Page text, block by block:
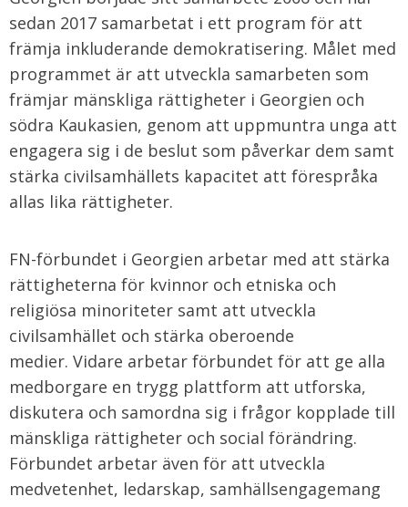
sedan 2017 samarbetat i ett program för att
främja inkluderande demokratisering. Målet med
programmet är att utveckla samarbeten som
främjar mänskliga rättigheter i Georgien och
södra Kaukasien, genom att uppmuntra unga att
engagera sig i de beslut som påverkar dem samt
stärka civilsamhällets kapacitet att förespråka
allas lika rättigheter.
FN-förbundet i Georgien arbetar med att stärka
rättigheterna för kvinnor och etniska och
religiösa minoriteter samt att utveckla
civilsamhället och stärka oberoende
medier. Vidare arbetar förbundet för att ge alla
medborgare en trygg plattform att utforska,
diskutera och samordna sig i frågor kopplade till
mänskliga rättigheter och social förändring.
Förbundet arbetar även för att utveckla
medvetenhet, ledarskap, samhällsengagemang